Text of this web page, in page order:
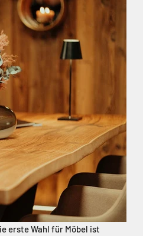
erste Wahl für Möbel ist